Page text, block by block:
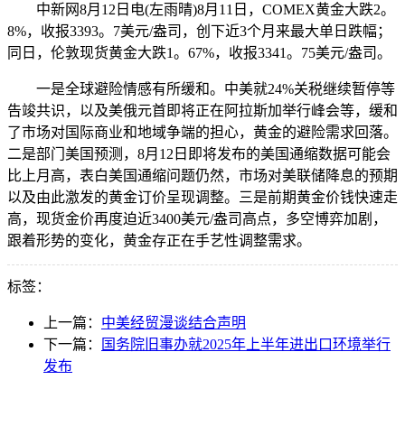
中新网8月12日电(左雨晴)8月11日，COMEX黄金大跌2。
8%，收报3393。7美元/盎司，创下近3个月来最大单日跌幅；
同日，伦敦现货黄金大跌1。67%，收报3341。75美元/盎司。
一是全球避险情感有所缓和。中美就24%关税继续暂停等
告竣共识，以及美俄元首即将正在阿拉斯加举行峰会等，缓和
了市场对国际商业和地域争端的担心，黄金的避险需求回落。
二是部门美国预测，8月12日即将发布的美国通缩数据可能会
比上月高，表白美国通缩问题仍然，市场对美联储降息的预期
以及由此激发的黄金订价呈现调整。三是前期黄金价钱快速走
高，现货金价再度迫近3400美元/盎司高点，多空博弈加剧，
跟着形势的变化，黄金存正在手艺性调整需求。
标签：
上一篇： 中美经贸漫谈结合声明
下一篇：
国务院旧事办就2025年上半年进出口环境举行
发布